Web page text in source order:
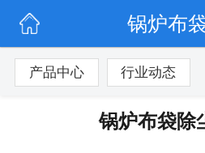
产品中心 行业动态
锅炉布袋除